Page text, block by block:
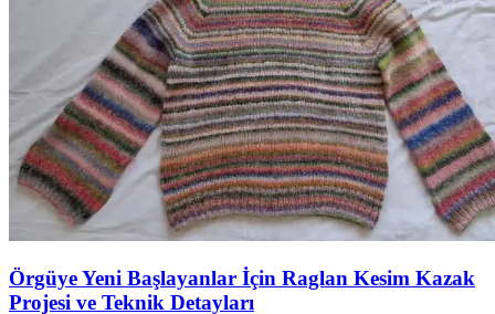
Örgüye Yeni Başlayanlar İçin Raglan Kesim Kazak
Projesi ve Teknik Detayları